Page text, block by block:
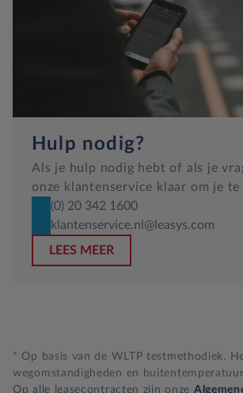
Hulp nodig?
Als je hulp nodig hebt of als je
onze klantenservice klaar om je te
(0) 20 342 1600
klantenservice.nl@leasys.com
LEES MEER
* Op basis van de WLTP testmethodiek.
wegomstandigheden en
Op alle leasecontracten zijn onze